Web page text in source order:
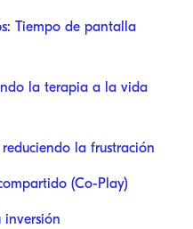
Tiempo de pantalla
la terapia a la vida
la frustración
(Co-Play)
inversión